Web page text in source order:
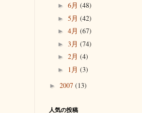
► 6月 (48)
► 5月 (42)
► 4月 (67)
► 3月 (74)
► 2月 (4)
► 1月 (3)
► 2007 (13)
人気の投稿